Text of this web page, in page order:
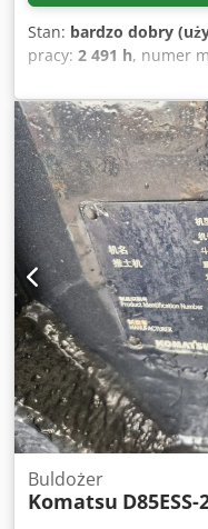
Stan: bardzo dobry
pracy: 2 491 h, numer
BULLDOŻER KOMATSU
MODEL: D93PX-21
Aguerf MTH: 2491 ROK:
Buldożer
Komatsu D85ESS-